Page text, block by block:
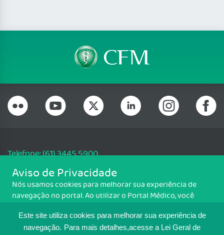
Este site utiliza cookies para melhorar sua experiência de
navegação. Para mais detalhes,acesse a Lei Geral de
Telefone: (61) 3445 5900
Email: cfm@portalmedico.org.br
SGAS 616, Conjunto D, Lote 115, L2 Sul, Brasília/DF - CEP: 70200-760 -
CNPJ: 33.583.550/0001-30
MAPA DO SITE
Aviso de Privacidade
Nós usamos cookies para melhorar sua experiência de
navegação no portal. Ao utilizar o Portal Médico, você
Para ter mais informações sobre como isso é feito, acesse
Política de cookies. Se você concorda, clique em ACEITO.